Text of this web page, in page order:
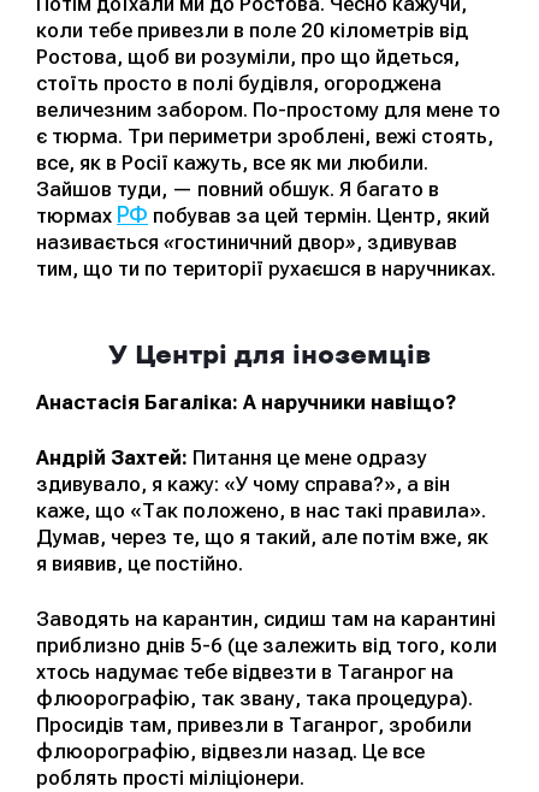
коли тебе привезли в поле 20 кілометрів від
Ростова, щоб ви розуміли, про що йдеться,
стоїть просто в полі будівля, огороджена
величезним забором. По-простому для мене то
є тюрма. Три периметри зроблені, вежі стоять,
все, як в Росії кажуть, все як ми любили.
Зайшов туди, — повний обшук. Я багато в
тюрмах РФ побував за цей термін. Центр, який
називається «гостиничний двор», здивував
тим, що ти по території рухаєшся в наручниках.
У Центрі для іноземців
Анастасія Багаліка: А наручники навіщо?
Андрій Захтей: Питання це мене одразу
здивувало, я кажу: «У чому справа?», а він
каже, що «Так положено, в нас такі правила».
Думав, через те, що я такий, але потім вже, як
я виявив, це постійно.
Заводять на карантин, сидиш там на карантині
приблизно днів 5-6 (це залежить від того, коли
хтось надумає тебе відвезти в Таганрог на
флюорографію, так звану, така процедура).
Просидів там, привезли в Таганрог, зробили
флюорографію, відвезли назад. Це все
роблять прості міліціонери.